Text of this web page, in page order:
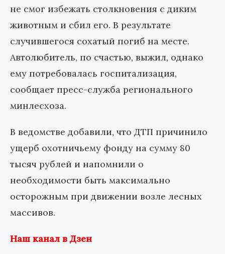
не смог избежать столкновения с диким
животным и сбил его. В результате
случившегося сохатый погиб на месте.
Автолюбитель, по счастью, выжил, однако
ему потребовалась госпитализация,
сообщает пресс-служба регионального
минлесхоза.
В ведомстве добавили, что ДТП причинило
ущерб охотничьему фонду на сумму 80
тысяч рублей и напомнили о
необходимости быть максимально
осторожным при движении возле лесных
массивов.
Наш канал в Дзен